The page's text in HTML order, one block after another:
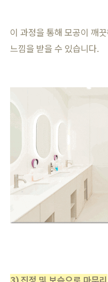
이 과정을 통해 모공이 깨
느낌을 받을 수 있습니다.